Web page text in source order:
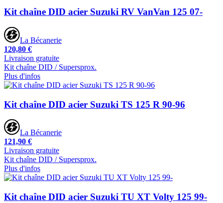
Kit chaîne DID acier Suzuki RV VanVan 125 07-
La Bécanerie
120,80 €
Livraison gratuite
Kit chaîne DID / Supersprox.
Plus d'infos
Kit chaîne DID acier Suzuki TS 125 R 90-96
La Bécanerie
121,90 €
Livraison gratuite
Kit chaîne DID / Supersprox.
Plus d'infos
Kit chaîne DID acier Suzuki TU XT Volty 125 99-